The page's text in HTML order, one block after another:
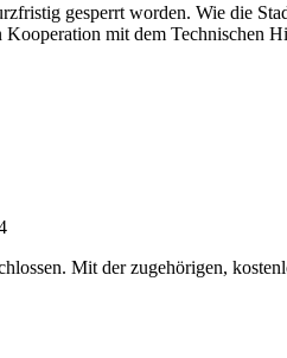
gesperrt worden. Wie die
mit dem
Mit der zugehörigen,